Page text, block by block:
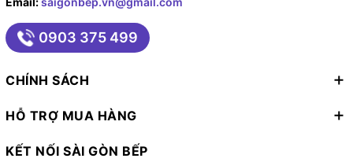
0903 375 499
CHÍNH SÁCH
HỖ TRỢ MUA HÀNG
KẾT NỐI SÀI GÒN BẾP